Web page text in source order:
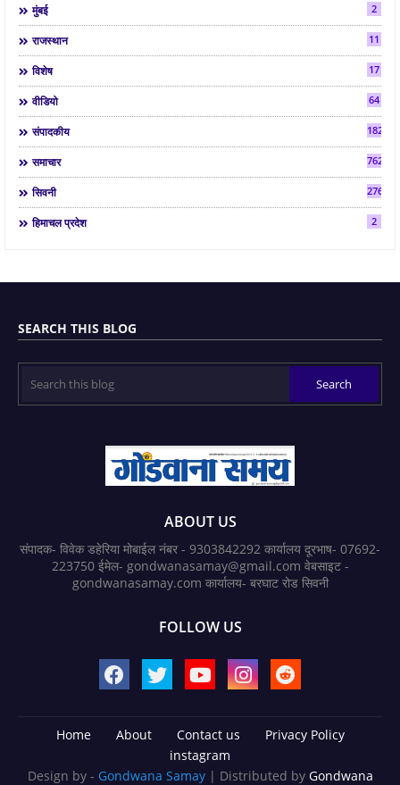
मुंबई 2
राजस्थान 11
विशेष 17
वीडियो 64
संपादकीय 182
समाचार 7624
सिवनी 2763
हिमाचल प्रदेश 2
SEARCH THIS BLOG
ABOUT US
संपादक- विवेक डहेरिया मोबाईल नंबर - 9303842292 कार्यालय दूरभाष- 07692-
223750 ईमेल- gondwanasamay@gmail.com वेबसाइट -
gondwanasamay.com कार्यालय- बरघाट रोड सिवनी
FOLLOW US
Home About Contact us
Privacy Policy
instagram
Design by - Gondwana Samay | Distributed by Gondwana